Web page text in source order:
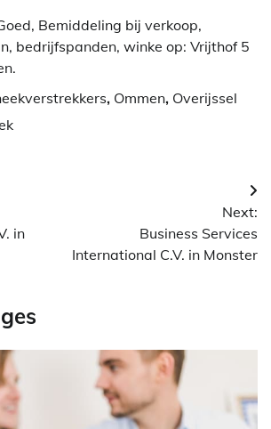
Bemiddeling bij verkoop,
bedrijfspanden, winke op: Vrijthof 5
, Ommen, Overijssel
in
Next:
Business Services
International C.V. in Monster